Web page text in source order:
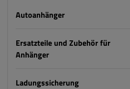
Autoanhänger
Ersatzteile und Zubehör für
Anhänger
Ladungssicherung